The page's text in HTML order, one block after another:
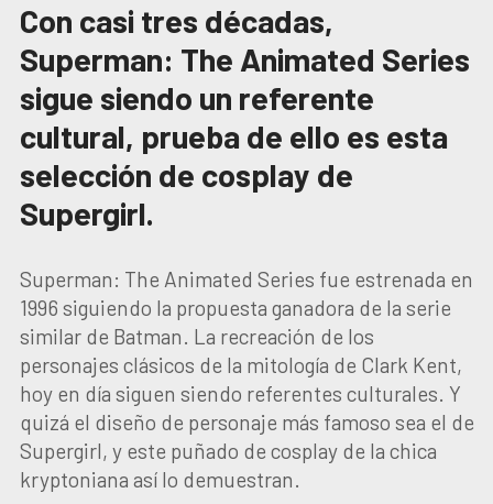
Con casi tres décadas,
Superman: The Animated Series
sigue siendo un referente
cultural, prueba de ello es esta
selección de cosplay de
Supergirl.
Superman: The Animated Series fue estrenada en
1996 siguiendo la propuesta ganadora de la serie
similar de Batman. La recreación de los
personajes clásicos de la mitología de Clark Kent,
hoy en día siguen siendo referentes culturales. Y
quizá el diseño de personaje más famoso sea el de
Supergirl, y este puñado de cosplay de la chica
kryptoniana así lo demuestran.